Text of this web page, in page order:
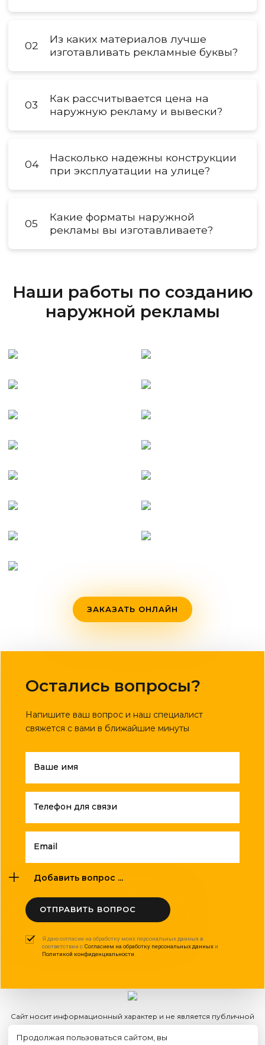
02
Из каких материалов лучше
изготавливать рекламные буквы?
03
Как рассчитывается цена на
наружную рекламу и вывески?
04
Насколько надежны конструкции
при эксплуатации на улице?
05
Какие форматы наружной
рекламы вы изготавливаете?
Наши работы по созданию
наружной рекламы
ЗАКАЗАТЬ ОНЛАЙН
Остались вопросы?
Напишите ваш вопрос и наш специалист
свяжется с вами в ближайшие минуты
Ваше имя
Телефон для связи
Email
Добавить вопрос ...
ОТПРАВИТЬ ВОПРОС
Я даю согласие на обработку моих персональных данных в
соответствии с Согласием на обработку персональных данных и
Политикой конфиденциальности
Сайт носит информационный характер и не является публичной
офертой
2015 - 2026г. © ООО "Оптполиграф".
Продолжая пользоваться сайтом, вы